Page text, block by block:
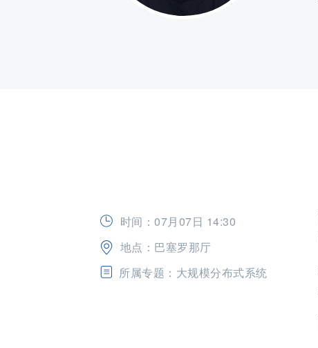
时间：07月07日 14:30
地点：巴塞罗那厅
所属专题：大规模分布式系统